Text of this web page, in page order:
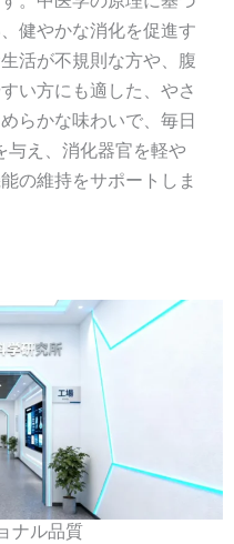
健やかな消化を促進す
活が不規則な方や、腹
い方にも適した、やさ
らかな味わいで、毎日
与え、消化器官を軽や
の維持をサポートしま
ナル品質